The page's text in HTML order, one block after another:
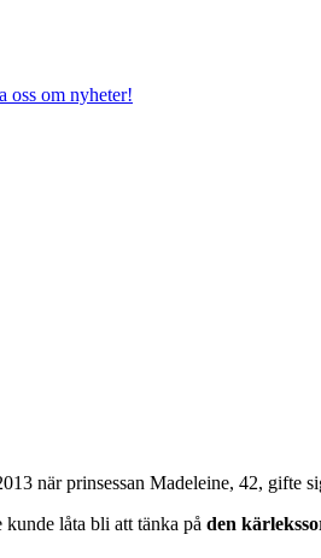
oss om nyheter!
när prinsessan Madeleine, 42, gifte
låta bli att tänka på den